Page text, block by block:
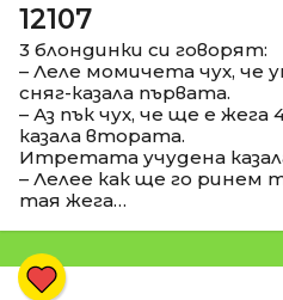
12107
3 блондинки си говорят:
– Леле момичета чух, че
сняг-казала първата.
– Аз пък чух, че ще е жега
казала втората.
Итретата учудена
– Лелее как ще го ринем
тая жега…